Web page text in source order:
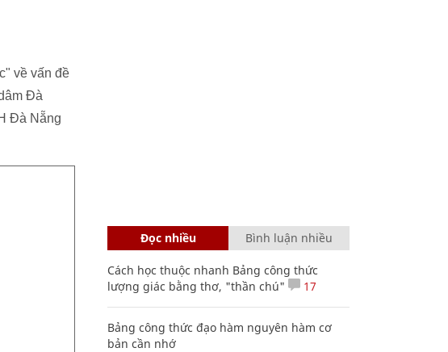
về vấn đề
Đà
Đà Nẵng
Đọc nhiều Bình luận nhiều
Cách học thuộc nhanh Bảng công thức
lượng giác bằng thơ, "thần chú"
17
Bảng công thức đạo hàm nguyên hàm cơ
bản cần nhớ